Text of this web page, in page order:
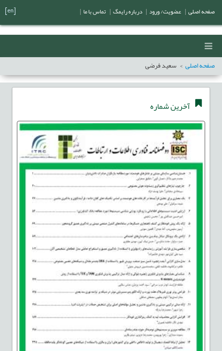
صفحه اصلی سعید فرضی
آخرین شماره
صفحه اصلی عضویت/ ورود درباره رایمگ تماس با ما